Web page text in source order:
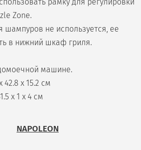
Zone.
шампуров не используется, ее
в нижний шкаф гриля.
машине.
х 15.2 см
х 1 х 4 см
NAPOLEON